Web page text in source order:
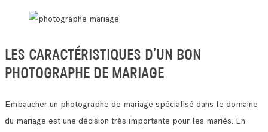
LES CARACTÉRISTIQUES D’UN BON
PHOTOGRAPHE DE MARIAGE
Embaucher un photographe de mariage spécialisé dans le domaine
du mariage est une décision très importante pour les mariés. En